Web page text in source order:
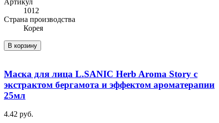
Артикул
1012
Cтрана производства
Корея
В корзину
Маска для лица L.SANIC Herb Aroma Story с
экстрактом бергамота и эффектом ароматерапии
25мл
4.42 руб.